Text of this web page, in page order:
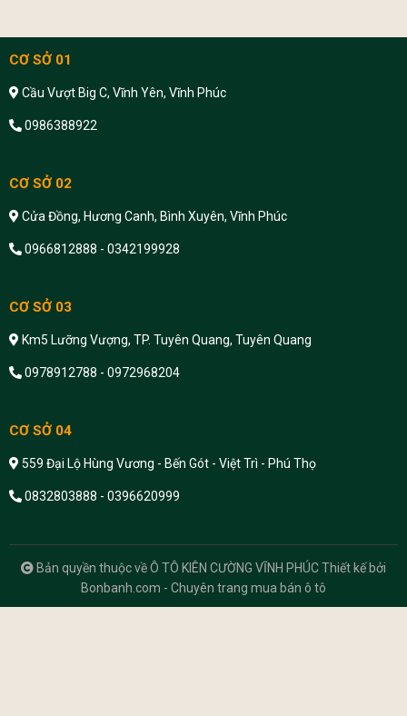
CƠ SỞ 01
Cầu Vượt Big C, Vĩnh Yên, Vĩnh Phúc
0986388922
CƠ SỞ 02
Cửa Đồng, Hương Canh, Bình Xuyên, Vĩnh Phúc
0966812888 - 0342199928
CƠ SỞ 03
Km5 Lưỡng Vượng, TP. Tuyên Quang, Tuyên Quang
0978912788 - 0972968204
CƠ SỞ 04
559 Đại Lộ Hùng Vương - Bến Gót - Việt Trì - Phú Thọ
0832803888 - 0396620999
Bản quyền thuộc về Ô TÔ KIÊN CƯỜNG VĨNH PHÚCThiết kế bởi
Bonbanh.com - Chuyên trang mua bán ô tô